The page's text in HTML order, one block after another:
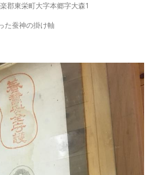
郡東栄町大字本郷字大森1
た蚕神の掛け軸